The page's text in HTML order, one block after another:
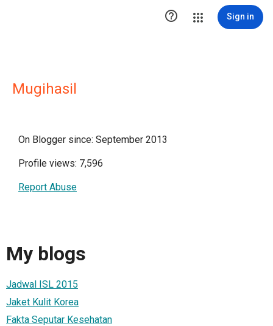
 Sign in
Mugihasil
On Blogger since: September 2013
Profile views: 7,596
Report Abuse
My blogs
Jadwal ISL 2015
Jaket Kulit Korea
Fakta Seputar Kesehatan